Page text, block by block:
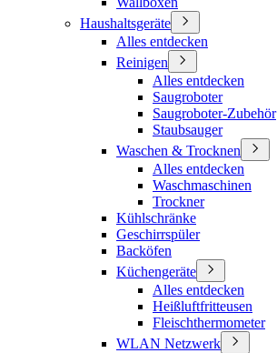
Haushaltsgeräte
Alles entdecken
Reinigen
Alles entdecken
Saugroboter
Saugroboter-Zubehör
Staubsauger
Waschen & Trocknen
Alles entdecken
Waschmaschinen
Trockner
Kühlschränke
Geschirrspüler
Backöfen
Küchengeräte
Alles entdecken
Heißluftfritteusen
Fleischthermometer
WLAN Netzwerk